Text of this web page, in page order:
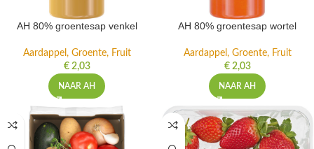
AH 80% groentesap venkel
Aardappel, Groente, Fruit
€2,03
NAAR AH
AH 80% groentesap wortel
Aardappel, Groente, Fruit
€2,03
NAAR AH